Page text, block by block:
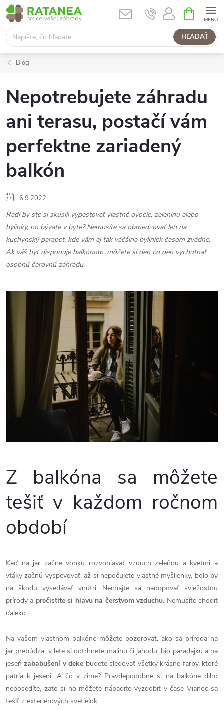
Prejsť
na
obsah
HĽADAŤ
KOŠÍK
Blog
Nepotrebujete záhradu
ani terasu, postačí vám
perfektne zariadený
balkón
6.9.2022
Radi by ste si skúsili vypestovať vlastné ovocie, zeleninu alebo
bylinky, no bývate v byte? Nemusíte sa obmedzovať len na
kuchynský parapet, kde vám aj tak väčšina byliniek časom zvädne.
Ak váš byt disponuje balkónom, môžete si deň čo deň vychutnať
osobnú čarovnú záhradu.
Z balkóna sa môžete
tešiť v každom ročnom
období
Keď na jar začne vonku rozvoniavať vzduch zeleňou a kvetmi a
vtáky začnú vyspevovať, až si nepočujete vlastné myšlienky, bolo by
na škodu vysedávať vnútri. Nechajte sa nadopovať sviežosťou
prírody a prečistite si hlavu na čerstvom vzduchu. Nemusíte chodiť
ďaleko.
Na vašom vlastnom balkóne môžete pozorovať, ako sa príroda na
jar prebúdza, v lete si odtrhnete malinu či jahodu, bio paradajku a na
jeseňzababušení v deke budete sledovať všetky krásne farby, ktoré
patria k jeseni. A čo v zime? Pravdepodobne si na balkóne dlho
neposedíte, zato si ho môžete nápadito vyzdobiť v čase Vianoc sa
tešiť z exteriérových svetielok.